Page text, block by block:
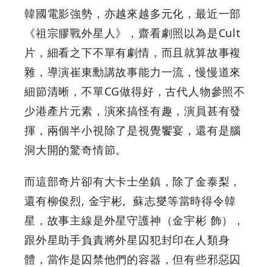
膠，
富！
韓國電影強勢，亦越來越多元化，最近一部
《祖宗膠戰外星人》，齋看劇照以為是Cult
片，細看之下不單有劇情，而且就算故事複
雜，導演崔東勳講故事能力一流，慢慢道來
細節清晰，不單CG做得好，古代人物參照不
少港產片元素，演來搞怪有趣，演員甚有發
揮，兩個半小視除了是視覺饗宴，還有是腦
洞大開的驚奇情節。
而這部奇片卻有大卡士坐鎮，除了金泰梨，
還有柳俊烈, 金宇彬, 蘇志燮等當時得令韓
星，故事主線是外星守護神（金宇彬 飾），
跟外星助手負責將外星囚犯封印在人類身
體，當作是囚禁他們的容器，但有些邪惡囚